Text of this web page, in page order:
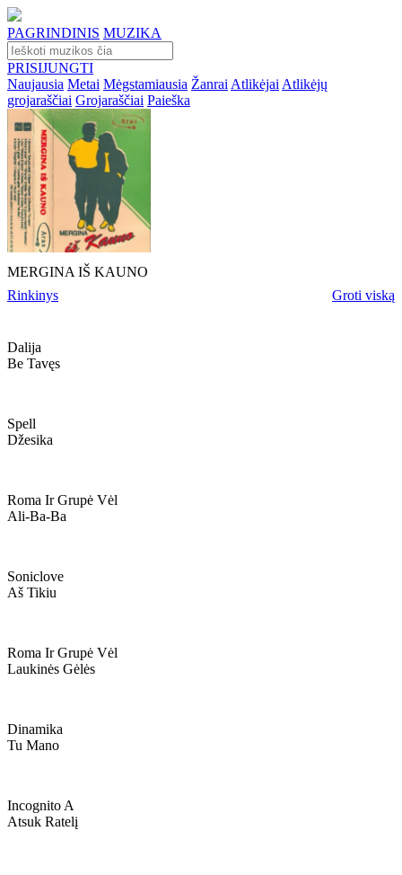
PAGRINDINIS MUZIKA
PRISIJUNGTI
Naujausia Metai Mėgstamiausia Žanrai Atlikėjai Atlikėjų
grojaraščiai Grojaraščiai Paieška
MERGINA IŠ KAUNO
Rinkinys
Groti viską
Dalija
Be Tavęs
Spell
Džesika
Roma Ir Grupė Vėl
Ali-Ba-Ba
Soniclove
Aš Tikiu
Roma Ir Grupė Vėl
Laukinės Gėlės
Dinamika
Tu Mano
Incognito A
Atsuk Ratelį